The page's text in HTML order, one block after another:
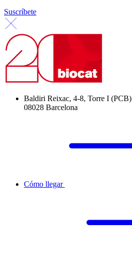
Suscríbete
Baldiri Reixac, 4-8, Torre I (PCB)
08028 Barcelona
Cómo llegar